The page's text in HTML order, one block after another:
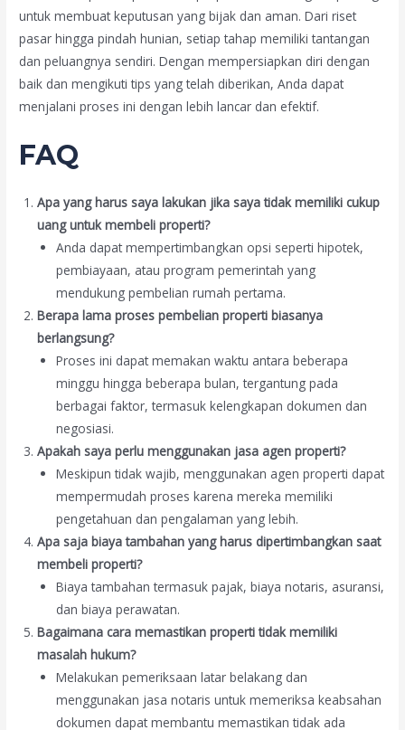
untuk membuat keputusan yang bijak dan aman. Dari riset
pasar hingga pindah hunian, setiap tahap memiliki tantangan
dan peluangnya sendiri. Dengan mempersiapkan diri dengan
baik dan mengikuti tips yang telah diberikan, Anda dapat
menjalani proses ini dengan lebih lancar dan efektif.
FAQ
Apa yang harus saya lakukan jika saya tidak memiliki cukup
uang untuk membeli properti?
Anda dapat mempertimbangkan opsi seperti hipotek,
pembiayaan, atau program pemerintah yang
mendukung pembelian rumah pertama.
Berapa lama proses pembelian properti biasanya
berlangsung?
Proses ini dapat memakan waktu antara beberapa
minggu hingga beberapa bulan, tergantung pada
berbagai faktor, termasuk kelengkapan dokumen dan
negosiasi.
Apakah saya perlu menggunakan jasa agen properti?
Meskipun tidak wajib, menggunakan agen properti dapat
mempermudah proses karena mereka memiliki
pengetahuan dan pengalaman yang lebih.
Apa saja biaya tambahan yang harus dipertimbangkan saat
membeli properti?
Biaya tambahan termasuk pajak, biaya notaris, asuransi,
dan biaya perawatan.
Bagaimana cara memastikan properti tidak memiliki
masalah hukum?
Melakukan pemeriksaan latar belakang dan
menggunakan jasa notaris untuk memeriksa keabsahan
dokumen dapat membantu memastikan tidak ada